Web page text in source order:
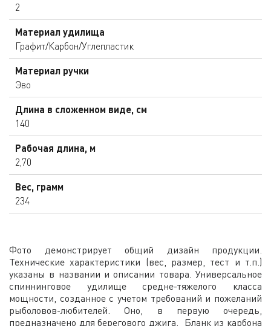
2
Материал удилища
Графит/Карбон/Углепластик
Материал ручки
Эво
Длина в сложенном виде, см
140
Рабочая длина, м
2,70
Вес, грамм
234
Фото демонстрирует общий дизайн продукции.
Технические характеристики (вес, размер, тест и т.п.)
указаны в названии и описании товара. Универсальное
спиннинговое удилище средне-тяжелого класса
мощности, созданное с учетом требований и пожеланий
рыболовов-любителей. Оно, в первую очередь,
предназначено для берегового джига. Бланк из карбона